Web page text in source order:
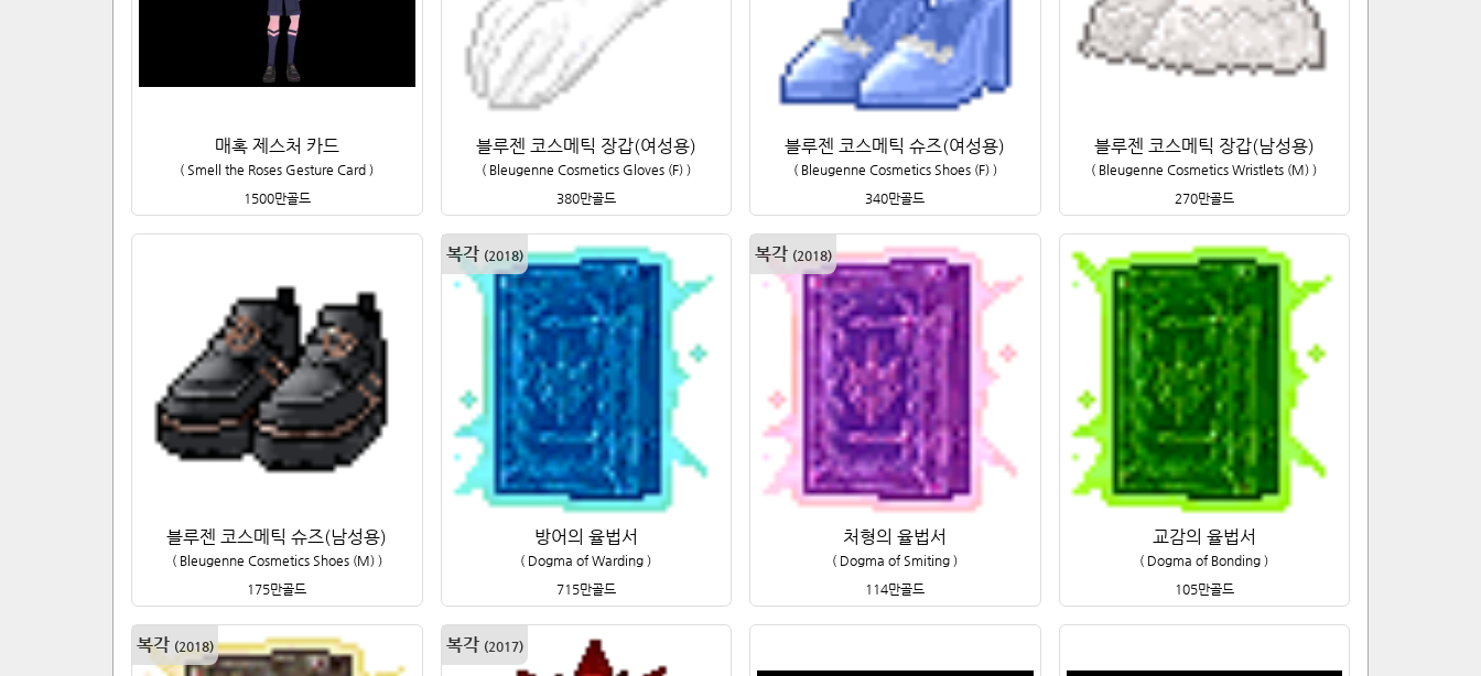
매혹 제스처 카드
(Smell the Roses Gesture Card )
1500만골드
블루젠 코스메틱 장갑(여성용)
( Bleugenne Cosmetics Gloves (F))
380만골드
블루젠 코스메틱 슈즈(여성용)
( Bleugenne Cosmetics Shoes (F))
340만골드
블루젠 코스메틱 장갑(남성용)
( Bleugenne Cosmetics Wristlets (M) )
270만골드
블루젠 코스메틱 슈즈(남성용)
( Bleugenne Cosmetics Shoes (M))
175만골드
복각 (2018)
방어의 율법서
( Dogma of Warding )
715만골드
복각 (2018)
처형의 율법서
( Dogma of Smiting )
114만골드
교감의 율법서
( Dogma of Bonding )
105만골드
복각 (2018) 복각 (2017)